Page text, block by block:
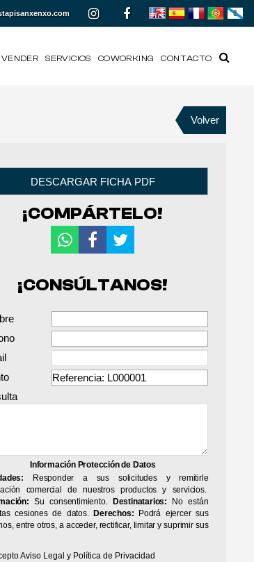
VENDER SERVICIOS COWORKING CONTACTO
Volver
¡COMPÁRTELO!
¡CONSÚLTANOS!
Información Protección de Datos
Responder a sus solicitudes y remitirle
comercial de nuestros productos y servicios.
Su consentimiento. Destinatarios: No están
cesiones de datos. Derechos: Podrá ejercer sus
entre otros, a acceder, rectificar, limitar y suprimir sus
Aviso Legal y Política de Privacidad